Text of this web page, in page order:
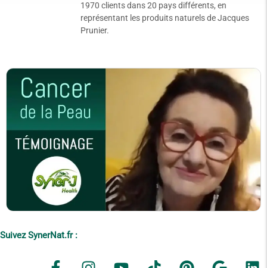
1970 clients dans 20 pays différents, en
représentant les produits naturels de Jacques
Prunier.
Suivez SynerNat.fr :